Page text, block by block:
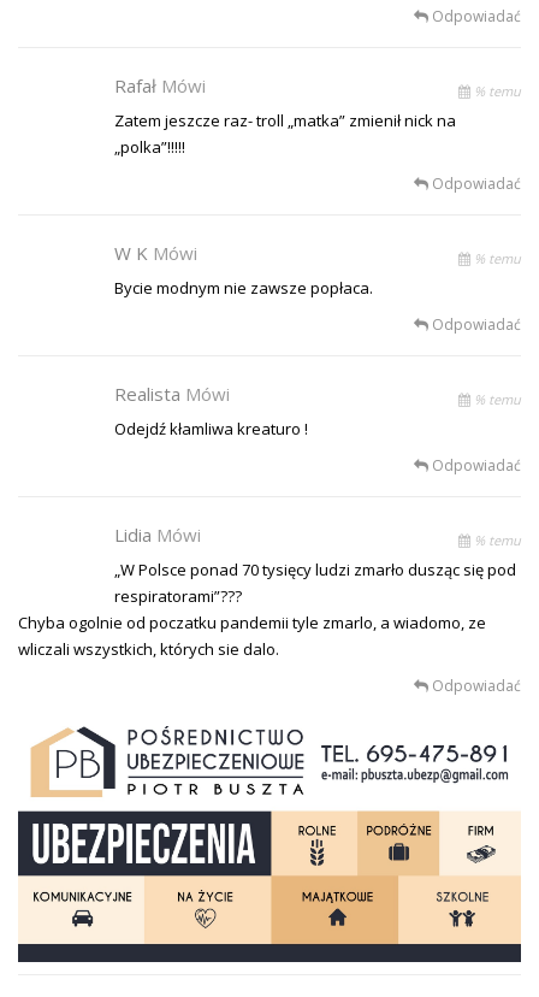
Odpowiadać
Rafał Mówi % temu
Zatem jeszcze raz- troll „matka” zmienił nick na
„polka”!!!!!
Odpowiadać
W K Mówi % temu
Bycie modnym nie zawsze popłaca.
Odpowiadać
Realista Mówi % temu
Odejdź kłamliwa kreaturo !
Odpowiadać
Lidia Mówi % temu
„W Polsce ponad 70 tysięcy ludzi zmarło dusząc się pod
respiratorami”???
Chyba ogolnie od poczatku pandemii tyle zmarlo, a wiadomo, ze
wliczali wszystkich, których sie dalo.
Odpowiadać